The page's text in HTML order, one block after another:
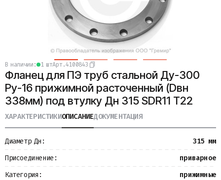
Задвижки
Компенсаторы
Фасонные части
Крепеж
Прокладки и уплотнения
Теплоизоляция
Металлопрокат
Измерительные приборы
Баки
Водомерные узлы
Запорная арматура
в наличии: 1 штАрт.4100843
Фланец для ПЭ труб стальной Ду-300
Ру-16 прижимной расточенный (Dвн
338мм) под втулку Дн 315 SDR11 Т22
ХАРАКТЕРИСТИКИОПИСАНИЕДОКУМЕНТАЦИЯ
Диаметр Дн:
315 мм
Присоединение:
приварное
Категория:
прижимные